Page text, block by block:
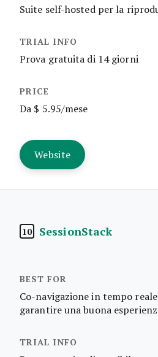
Suite self-hosted per la
Prova gratuita di 14 giorni
Da $ 5.95/mese
Website
10 SessionStack
Co-navigazione in tempo
garantire una buona